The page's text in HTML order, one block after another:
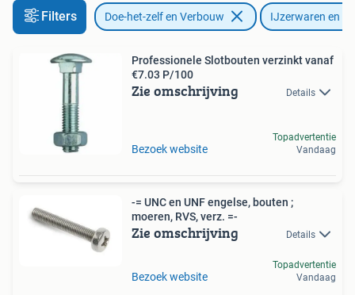
Filters Doe-het-zelf en Verbouw IJzerwaren en
Professionele Slotbouten verzinkt vanaf
€7.03 P/100
Zie omschrijving Details
Bezoek website
Topadvertentie
Vandaag
-= UNC en UNF engelse, bouten ;
moeren, RVS, verz. =-
Zie omschrijving Details
Bezoek website
Topadvertentie
Vandaag